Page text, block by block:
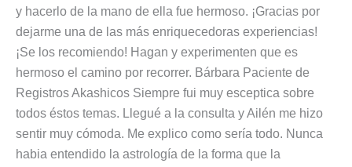
y hacerlo de la mano de ella fue hermoso. ¡Gracias por
dejarme una de las más enriquecedoras experiencias!
¡Se los recomiendo! Hagan y experimenten que es
hermoso el camino por recorrer. Bárbara Paciente de
Registros Akashicos Siempre fui muy esceptica sobre
todos éstos temas. Llegué a la consulta y Ailén me hizo
sentir muy cómoda. Me explico como sería todo. Nunca
habia entendido la astrología de la forma que la